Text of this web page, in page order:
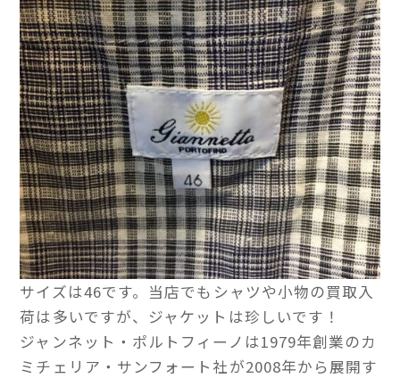
サイズは46です。当店でもシャツや小物の買取入
荷は多いですが、ジャケットは珍しいです！
ジャンネット・ポルトフィーノは1979年創業のカ
ミチェリア・サンフォート社が2008年から展開す